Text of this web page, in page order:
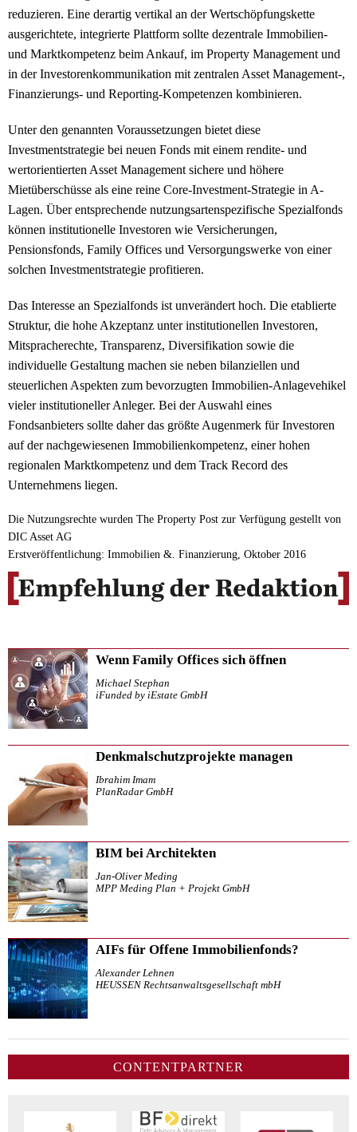
reduzieren. Eine derartig vertikal an der Wertschöpfungskette
ausgerichtete, integrierte Plattform sollte dezentrale Immobilien-
und Marktkompetenz beim Ankauf, im Property Management und
in der Investorenkommunikation mit zentralen Asset Management-,
Finanzierungs- und Reporting-Kompetenzen kombinieren.
Unter den genannten Voraussetzungen bietet diese
Investmentstrategie bei neuen Fonds mit einem rendite- und
wertorientierten Asset Management sichere und höhere
Mietüberschüsse als eine reine Core-Investment-Strategie in A-
Lagen. Über entsprechende nutzungsartenspezifische Spezialfonds
können institutionelle Investoren wie Versicherungen,
Pensionsfonds, Family Offices und Versorgungswerke von einer
solchen Investmentstrategie profitieren.
Das Interesse an Spezialfonds ist unverändert hoch. Die etablierte
Struktur, die hohe Akzeptanz unter institutionellen Investoren,
Mitspracherechte, Transparenz, Diversifikation sowie die
individuelle Gestaltung machen sie neben bilanziellen und
steuerlichen Aspekten zum bevorzugten Immobilien-Anlagevehikel
vieler institutioneller Anleger. Bei der Auswahl eines
Fondsanbieters sollte daher das größte Augenmerk für Investoren
auf der nachgewiesenen Immobilienkompetenz, einer hohen
regionalen Marktkompetenz und dem Track Record des
Unternehmens liegen.
Die Nutzungsrechte wurden The Property Post zur Verfügung gestellt von
DIC Asset AG
Erstveröffentlichung: Immobilien &. Finanzierung, Oktober 2016
Wenn Family Offices sich öffnen
Michael Stephan
iFunded by iEstate GmbH
Denkmalschutzprojekte managen
Ibrahim Imam
PlanRadar GmbH
BIM bei Architekten
Jan-Oliver Meding
MPP Meding Plan + Projekt GmbH
AIFs für Offene Immobilienfonds?
Alexander Lehnen
HEUSSEN Rechtsanwaltsgesellschaft mbH
CONTENTPARTNER